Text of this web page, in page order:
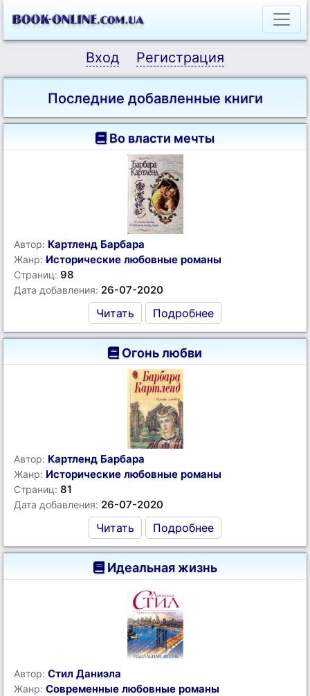
Вход Регистрация
Последние добавленные книги
Во власти мечты
Автор: Картленд Барбара
Жанр: Исторические любовные романы
Страниц: 98
Дата добавления: 26-07-2020
Читать Подробнее
Огонь любви
Автор: Картленд Барбара
Жанр: Исторические любовные романы
Страниц: 81
Дата добавления: 26-07-2020
Читать Подробнее
Идеальная жизнь
Автор: Стил Даниэла
Жанр: Современные любовные романы